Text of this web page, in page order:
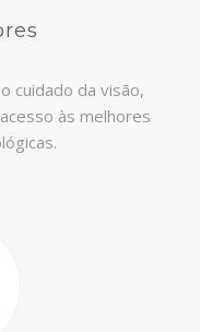
cuidado da visão,
às melhores